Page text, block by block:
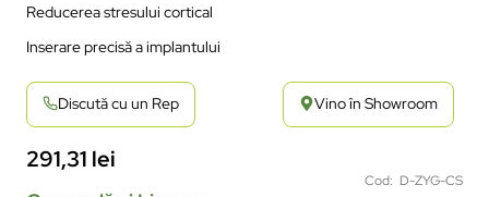
Reducerea stresului cortical
Inserare precisă a implantului
Discută cu un Rep Vino în Showroom
291,31 lei
Cod: D-ZYG-CS